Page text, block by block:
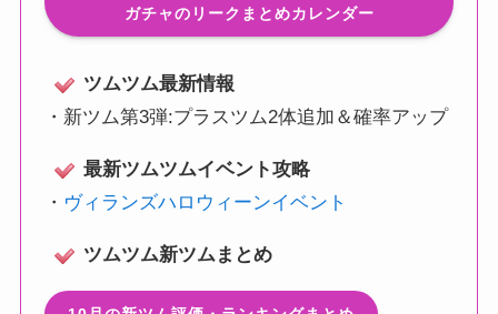
ガチャのリークまとめカレンダー
ツムツム最新情報
・ 新ツム第3弾:プラスツム2体追加＆確率アップ
最新ツムツムイベント攻略
・ ヴィランズハロウィーンイベント
ツムツム新ツムまとめ